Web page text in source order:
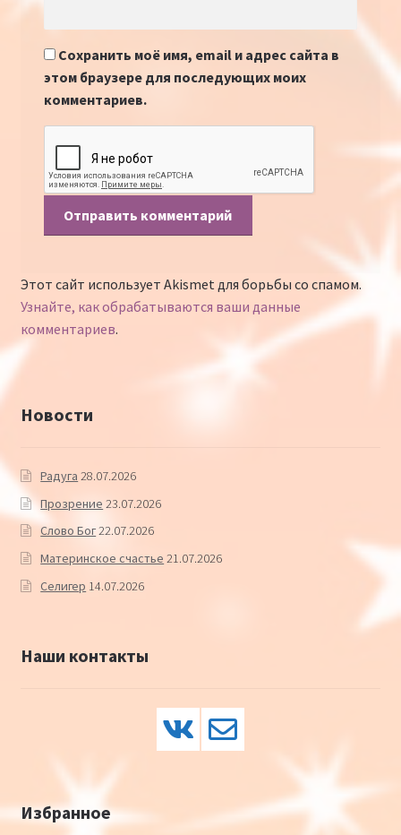
Сохранить моё имя, email и адрес сайта в
этом браузере для последующих моих
комментариев.
Этот сайт использует Akismet для борьбы со спамом.
Узнайте, как обрабатываются ваши данные
комментариев.
Новости
Радуга 28.07.2026
Прозрение 23.07.2026
Слово Бог22.07.2026
Материнское счастье 21.07.2026
Селигер 14.07.2026
Наши контакты
Избранное